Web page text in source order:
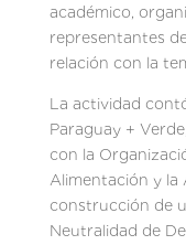
académico,
representantes
relación con la
La actividad
Paraguay +
con la
Alimentación y la
construcción de
Neutralidad de